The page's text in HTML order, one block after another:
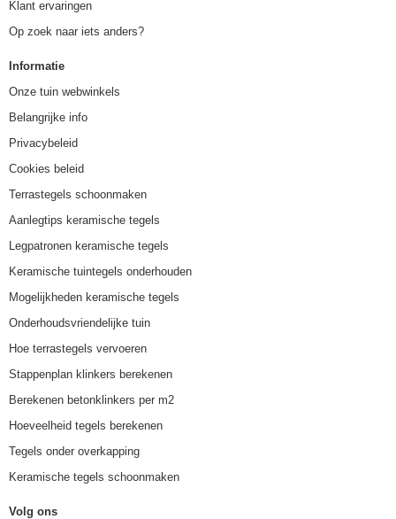
Klant ervaringen
Op zoek naar iets anders?
Informatie
Onze tuin webwinkels
Belangrijke info
Privacybeleid
Cookies beleid
Terrastegels schoonmaken
Aanlegtips keramische tegels
Legpatronen keramische tegels
Keramische tuintegels onderhouden
Mogelijkheden keramische tegels
Onderhoudsvriendelijke tuin
Hoe terrastegels vervoeren
Stappenplan klinkers berekenen
Berekenen betonklinkers per m2
Hoeveelheid tegels berekenen
Tegels onder overkapping
Keramische tegels schoonmaken
Volg ons